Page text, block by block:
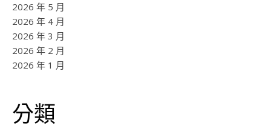
2026 年 5 月
2026 年 4 月
2026 年 3 月
2026 年 2 月
2026 年 1 月
分類